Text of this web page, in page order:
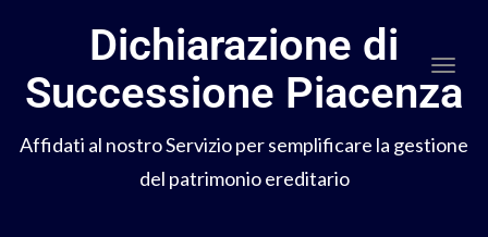
Dichiarazione di
Successione Piacenza
Affidati al nostro Servizio per semplificare la gestione
del patrimonio ereditario